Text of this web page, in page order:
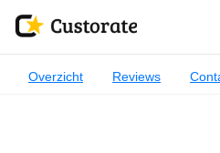
Overzicht Reviews